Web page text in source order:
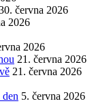
června 2026
2026
2026
21. června 2026
21. června 2026
5. června 2026